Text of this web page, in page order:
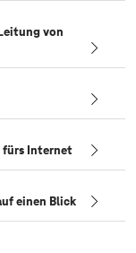
von
fürs Internet
einen Blick